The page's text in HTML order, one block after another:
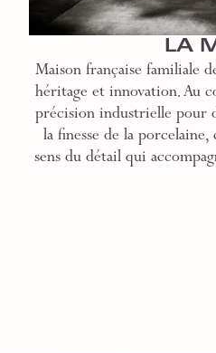
LA
Maison française familiale
héritage et innovation. Au
précision industrielle pour
la finesse de la
sens du détail qui